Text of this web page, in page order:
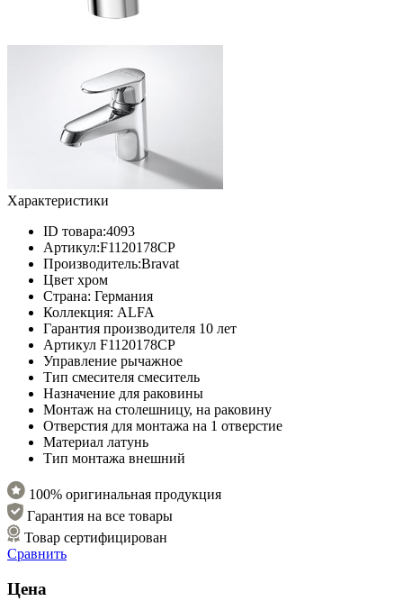
Характеристики
ID товара:4093
Артикул:F1120178CP
Производитель:Bravat
Цвет хром
Страна: Германия
Коллекция: ALFA
Гарантия производителя 10 лет
Артикул F1120178CP
Управление рычажное
Тип смесителя смеситель
Назначение для раковины
Монтаж на столешницу, на раковину
Отверстия для монтажа на 1 отверстие
Материал латунь
Тип монтажа внешний
100% оригинальная продукция
Гарантия на все товары
Товар сертифицирован
Сравнить
Цена